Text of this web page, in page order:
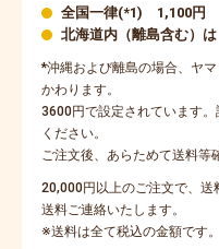
全国一律(*1) 1,100円
北海道内（離島含む）
*沖縄および離島の場合、ヤ
かわります。
3600円で設定されています
ください。
ご注文後、あらためて送料等
20,000円以上のご注文で、
送料ご連絡いたします。
※送料は全て税込の金額です。